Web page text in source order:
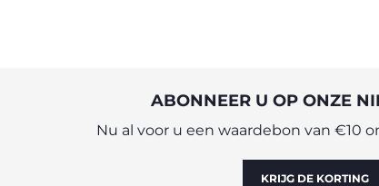
ABONNEER U OP ONZE
Nu al voor u een waardebon van €10
KRIJG DE KORTING